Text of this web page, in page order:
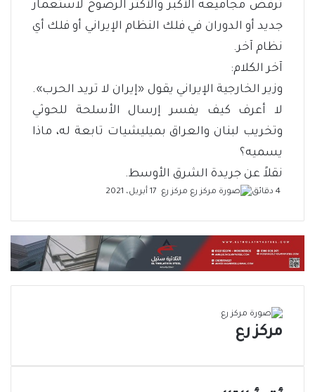
ترفض مجاميعه الأكبر والأكثر الرضوخ لاستعمار
جديد أو الدوران في فلك النظام الإيراني أو فلك أي
نظام آخر.
آخر الكلام:
وزير الخارجية الإيراني يقول «إيران لا تريد الحرب».
لا أعرف كيف يفسر إرسال الأسلحة للحوثي
وتخريب لبنان والعراق بميليشيات تابعة له، ماذا
يسميه؟
نقلاً عن جريدة الشرق الأوسط.
مركز رع
أرسل
إلكترونيا
17 أبريل، 2021
مركز رع